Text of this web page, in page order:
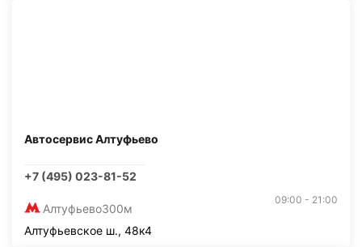
Автосервис Алтуфьево
+7 (495) 023-81-52
Алтуфьево300м
09:00 - 21:00
Алтуфьевское ш., 48к4